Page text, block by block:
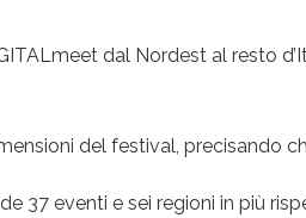
dal Nordest al resto
del festival, precisando
37 eventi e sei regioni in più